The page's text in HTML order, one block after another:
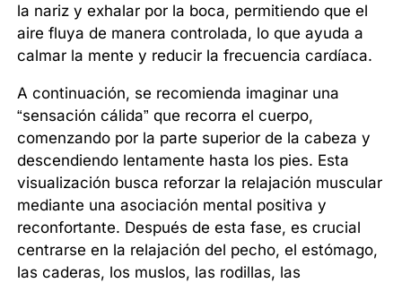
la nariz y exhalar por la boca, permitiendo que el
aire fluya de manera controlada, lo que ayuda a
calmar la mente y reducir la frecuencia cardíaca.
A continuación, se recomienda imaginar una
“sensación cálida” que recorra el cuerpo,
comenzando por la parte superior de la cabeza y
descendiendo lentamente hasta los pies. Esta
visualización busca reforzar la relajación muscular
mediante una asociación mental positiva y
reconfortante. Después de esta fase, es crucial
centrarse en la relajación del pecho, el estómago,
las caderas, los muslos, las rodillas, las